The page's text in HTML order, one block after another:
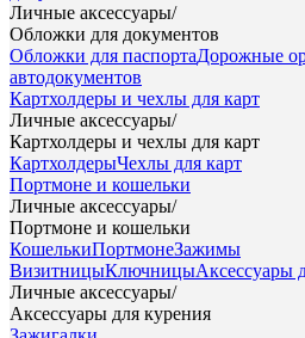
Личные аксессуары/
Обложки для документов
Обложки для паспортаДорожные
автодокументов
Картхолдеры и чехлы для карт
Личные аксессуары/
Картхолдеры и чехлы для карт
КартхолдерыЧехлы для карт
Портмоне и кошельки
Личные аксессуары/
Портмоне и кошельки
КошелькиПортмонеЗажимы
ВизитницыКлючницыАксессуары
Личные аксессуары/
Аксессуары для курения